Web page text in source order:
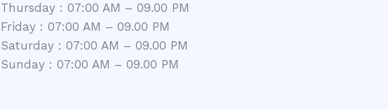
Thursday : 07:00 AM – 09.00 PM
Friday : 07:00 AM – 09.00 PM
Saturday : 07:00 AM – 09.00 PM
Sunday : 07:00 AM – 09.00 PM